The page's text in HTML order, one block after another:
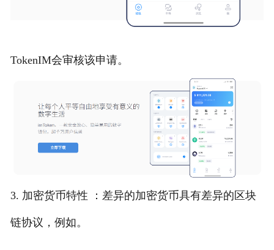
TokenIM会审核该申请。
3. 加密货币特性 ：差异的加密货币具有差异的区块
链协议，例如。